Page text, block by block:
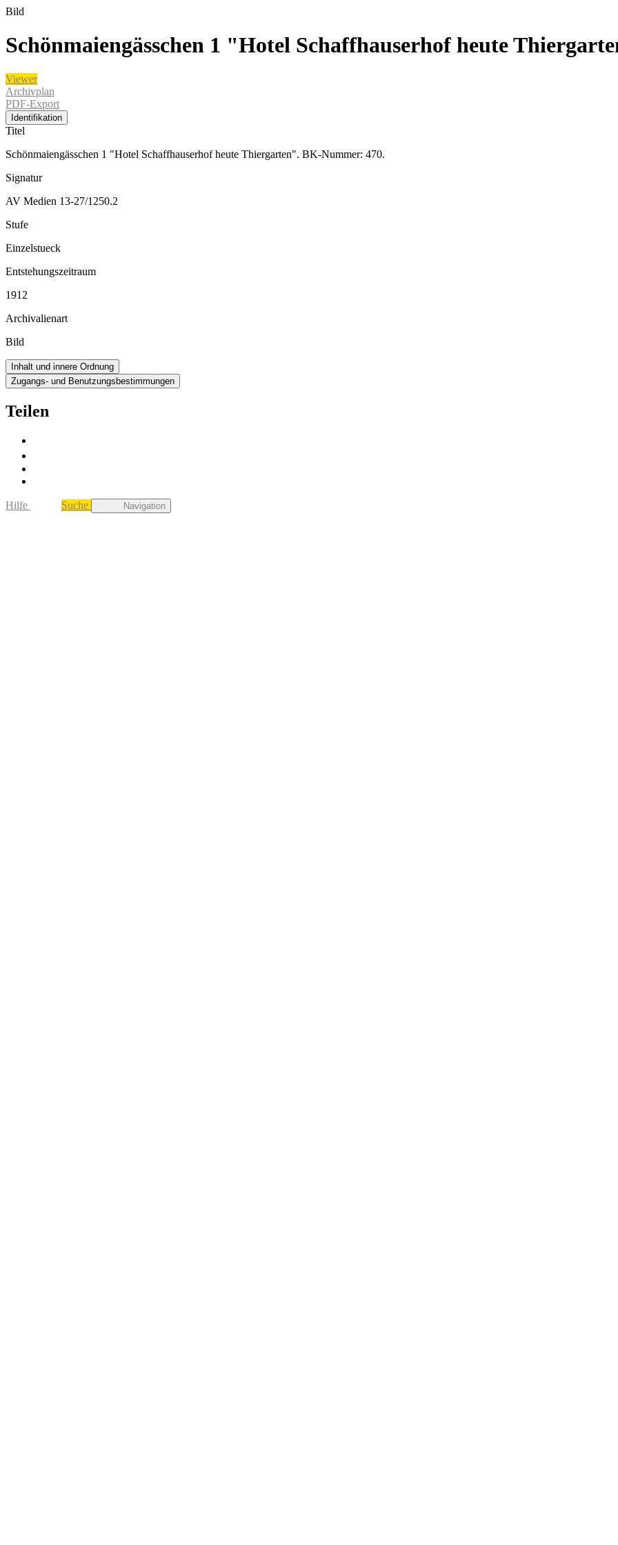
Bild
Schönmaiengässchen 1 "Hotel Schaffhauserhof heute
Viewer
Archivplan
PDF-Export
Identifikation
Titel
Schönmaiengässchen 1 "Hotel Schaffhauserhof heute Thiergarten". BK-Nummer: 470.
Signatur
AV Medien 13-27/1250.2
Stufe
Einzelstueck
Entstehungszeitraum
1912
Archivalienart
Bild
Inhalt und innere Ordnung
Zugangs- und Benutzungsbestimmungen
Teilen
Hilfe Suche Navigation